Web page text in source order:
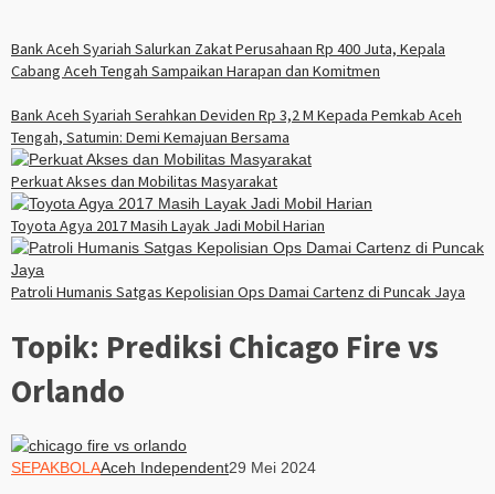
Bank Aceh Syariah Salurkan Zakat Perusahaan Rp 400 Juta, Kepala
Cabang Aceh Tengah Sampaikan Harapan dan Komitmen
Bank Aceh Syariah Serahkan Deviden Rp 3,2 M Kepada Pemkab Aceh
Tengah, Satumin: Demi Kemajuan Bersama
Perkuat Akses dan Mobilitas Masyarakat
Toyota Agya 2017 Masih Layak Jadi Mobil Harian
Patroli Humanis Satgas Kepolisian Ops Damai Cartenz di Puncak Jaya
Topik: Prediksi Chicago Fire vs
Orlando
SEPAKBOLAAceh Independent29 Mei 2024